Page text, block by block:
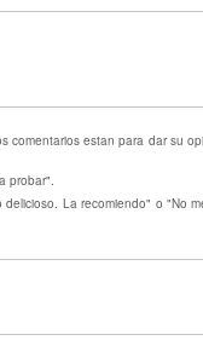
comentarios estan para dar su
probar".
La recomiendo" o "No